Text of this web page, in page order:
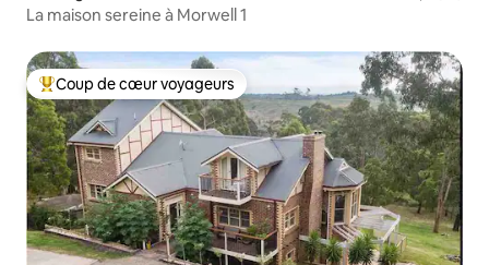
La maison sereine à Morwell 1
Coups de cœur voyageurs les plus appréciés
Coup de cœur voyageurs